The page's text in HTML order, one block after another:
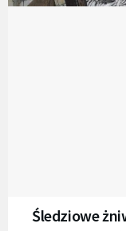
Śledziowe